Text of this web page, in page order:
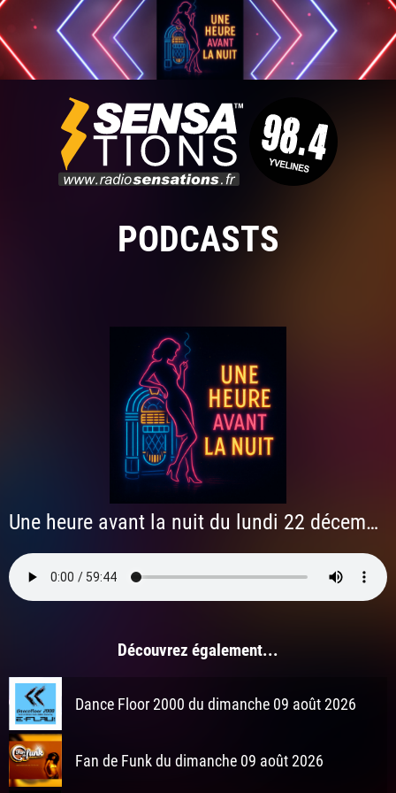
PODCASTS
Une heure avant la nuit du lundi 22 décembre 2025
Découvrez également...
Dance Floor 2000 du dimanche 09 août 2026
Fan de Funk du dimanche 09 août 2026